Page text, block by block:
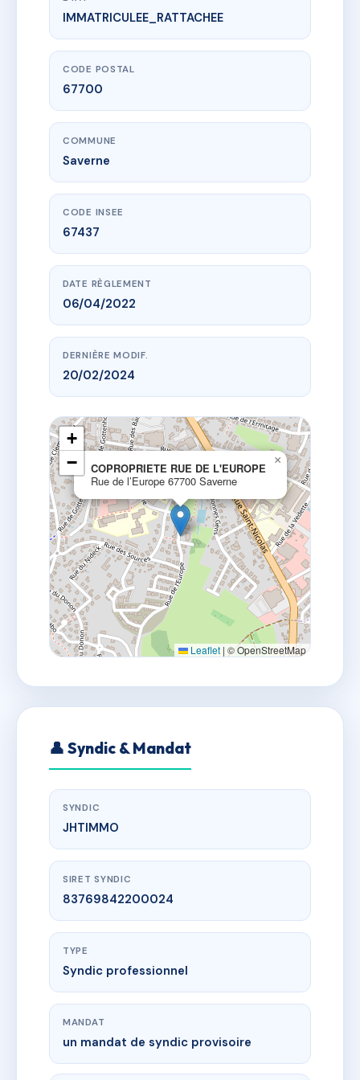
www.vme.plus/AI5352117
COPROPRIETE RUE DE L'EUROPE
Rue de l’Europe
IMMATRICULEE_RATTACHEE
CODE POSTAL
67700
COMMUNE
Saverne
CODE INSEE
67437
DATE RÈGLEMENT
06/04/2022
DERNIÈRE MODIF.
20/02/2024
COPROPRIETE RUE DE L'EUROPE
Rue de l’Europe 67700 Saverne
×
+
−
Leaflet | © OpenStreetMap
👤 Syndic & Mandat
SYNDIC
JHTIMMO
SIRET SYNDIC
83769842200024
TYPE
Syndic professionnel
MANDAT
un mandat de syndic provisoire